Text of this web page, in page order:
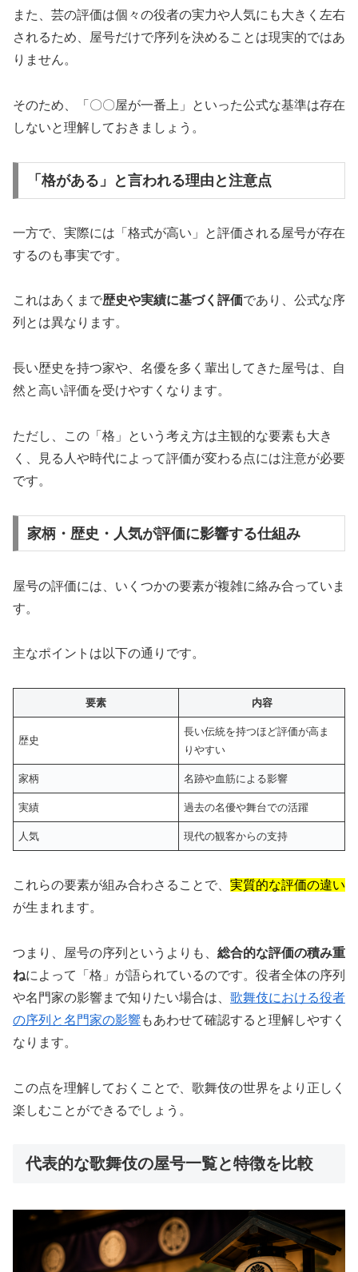
また、芸の評価は個々の役者の実力や人気にも大きく左右
されるため、屋号だけで序列を決めることは現実的ではあ
りません。
そのため、「〇〇屋が一番上」といった公式な基準は存在
しないと理解しておきましょう。
「格がある」と言われる理由と注意点
一方で、実際には「格式が高い」と評価される屋号が存在
するのも事実です。
これはあくまで歴史や実績に基づく評価であり、公式な序
列とは異なります。
長い歴史を持つ家や、名優を多く輩出してきた屋号は、自
然と高い評価を受けやすくなります。
ただし、この「格」という考え方は主観的な要素も大き
く、見る人や時代によって評価が変わる点には注意が必要
です。
家柄・歴史・人気が評価に影響する仕組み
屋号の評価には、いくつかの要素が複雑に絡み合っていま
す。
主なポイントは以下の通りです。
要素 内容
歴史
長い伝統を持つほど評価が高ま
りやすい
家柄 名跡や血筋による影響
実績 過去の名優や舞台での活躍
人気 現代の観客からの支持
これらの要素が組み合わさることで、 実質的な評価の違い
が生まれます。
つまり、屋号の序列というよりも、 総合的な評価の積み重
ねによって「格」が語られているのです。役者全体の序列
や名門家の影響まで知りたい場合は、 歌舞伎における役者
の序列と名門家の影響もあわせて確認すると理解しやすく
なります。
この点を理解しておくことで、歌舞伎の世界をより正しく
楽しむことができるでしょう。
代表的な歌舞伎の屋号一覧と特徴を比較